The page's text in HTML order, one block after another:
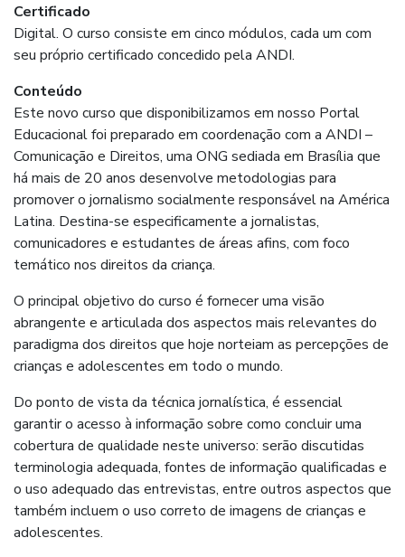
Certificado
Digital. O curso consiste em cinco módulos, cada um com
seu próprio certificado concedido pela ANDI.
Conteúdo
Este novo curso que disponibilizamos em nosso Portal
Educacional foi preparado em coordenação com a ANDI –
Comunicação e Direitos, uma ONG sediada em Brasília que
há mais de 20 anos desenvolve metodologias para
promover o jornalismo socialmente responsável na América
Latina. Destina-se especificamente a jornalistas,
comunicadores e estudantes de áreas afins, com foco
temático nos direitos da criança.
O principal objetivo do curso é fornecer uma visão
abrangente e articulada dos aspectos mais relevantes do
paradigma dos direitos que hoje norteiam as percepções de
crianças e adolescentes em todo o mundo.
Do ponto de vista da técnica jornalística, é essencial
garantir o acesso à informação sobre como concluir uma
cobertura de qualidade neste universo: serão discutidas
terminologia adequada, fontes de informação qualificadas e
o uso adequado das entrevistas, entre outros aspectos que
também incluem o uso correto de imagens de crianças e
adolescentes.